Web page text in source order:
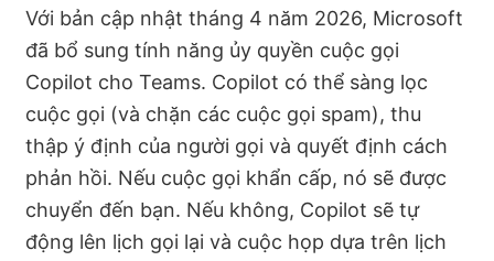
Với bản cập nhật tháng 4 năm 2026, Microsoft
đã bổ sung tính năng ủy quyền cuộc gọi
Copilot cho Teams. Copilot có thể sàng lọc
cuộc gọi (và chặn các cuộc gọi spam), thu
thập ý định của người gọi và quyết định cách
phản hồi. Nếu cuộc gọi khẩn cấp, nó sẽ được
chuyển đến bạn. Nếu không, Copilot sẽ tự
động lên lịch gọi lại và cuộc họp dựa trên lịch